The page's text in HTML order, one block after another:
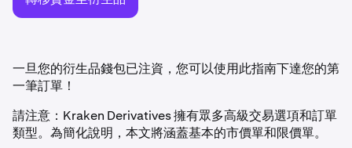
一旦您的衍生品錢包已注資，您可以使用此指南下達您的第
一筆訂單！
請注意：Kraken Derivatives 擁有眾多高級交易選項和訂單
類型。為簡化說明，本文將涵蓋基本的市價單和限價單。